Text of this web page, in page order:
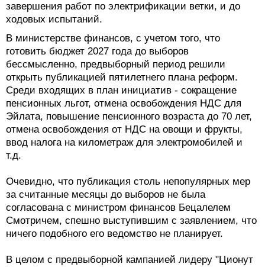
завершения работ по электрификации ветки, и до
ходовых испытаний.
В министерстве финансов, с учетом того, что
готовить бюджет 2027 года до выборов
бессмысленно, предвыборный период решили
открыть публикацией пятилетнего плана реформ.
Среди входящих в план инициатив - сокращение
пенсионных льгот, отмена освобождения НДС для
Эйлата, повышение пенсионного возраста до 70 лет,
отмена освобождения от НДС на овощи и фрукты,
ввод налога на километраж для электромобилей и
т.д.
Очевидно, что публикация столь непопулярных мер
за считанные месяцы до выборов не была
согласована с министром финансов Бецалелем
Смотричем, спешно выступившим с заявлением, что
ничего подобного его ведомство не планирует.
В целом с предвыборной кампанией лидеру "Ционут